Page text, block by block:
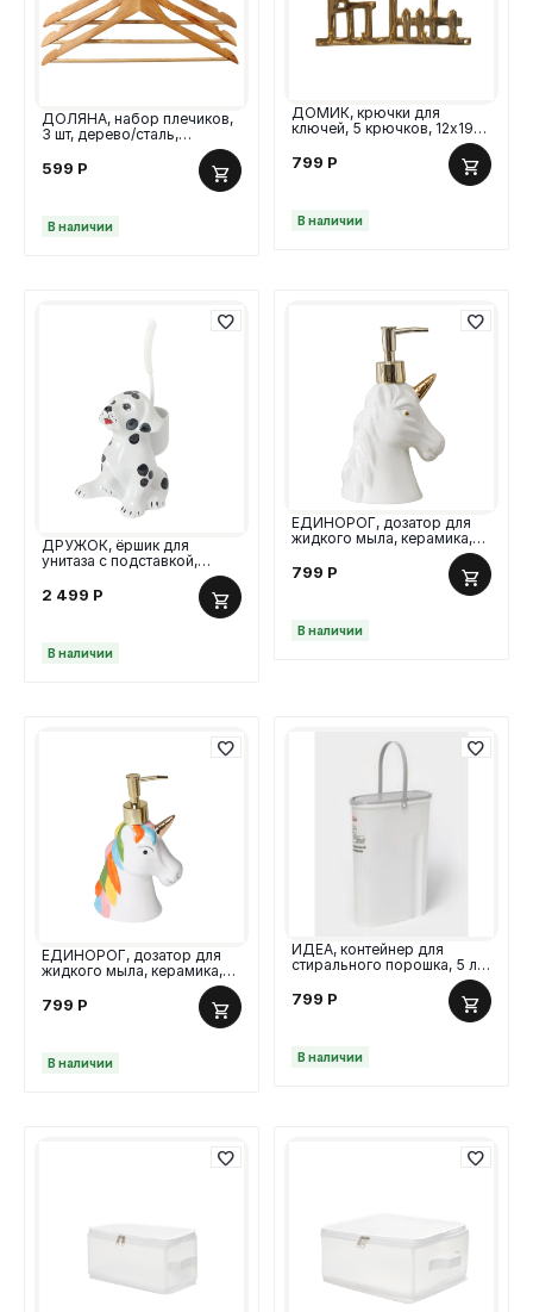
ДОЛЯНА, набор плечиков,
3 шт, дерево/сталь,
599 Р
В наличии
ДОМИК, крючки для
ключей, 5 крючков, 12х19
799 Р
В наличии
ДРУЖОК, ёршик для
унитаза с подставкой,
2 499 Р
В наличии
ЕДИНОРОГ, дозатор для
жидкого мыла, керамика,
300 мл, белый/золотой
799 Р
В наличии
ЕДИНОРОГ, дозатор для
жидкого мыла, керамика,
799 Р
В наличии
ИДЕА, контейнер для
стирального порошка, 5 л,
799 Р
В наличии